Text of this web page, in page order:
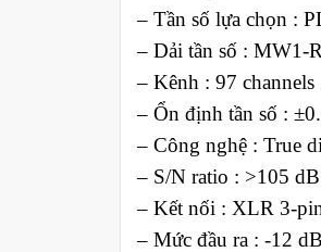
– Tần số lựa chọn :
– Dải tần số : MW1-
– Kênh : 97 channels
– Ổn định tần số :
– Công nghệ : True
– S/N ratio : >105
– Kết nối : XLR
– Mức đầu ra : ‑12